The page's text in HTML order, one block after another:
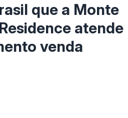
que a Monte
atende
venda